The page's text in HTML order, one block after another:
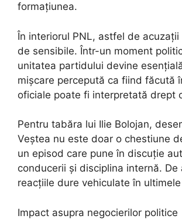
formațiunea.
În interiorul PNL, astfel de
de sensibile. Într-un moment
unitatea partidului devine
mișcare percepută ca fiind făcută
oficiale poate fi interpretată drept
Pentru tabăra lui Ilie Bolojan,
Veștea nu este doar o chestiune
un episod care pune în discuție
conducerii și disciplina internă. De
reacțiile dure vehiculate în
Impact asupra negocierilor politice